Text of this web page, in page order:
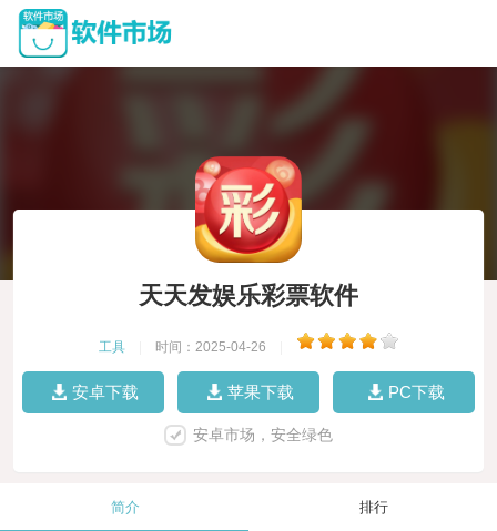
天天发娱乐彩票软件
工具 时间：2025-04-26
安卓下载 苹果下载 PC下载
安卓市场，安全绿色
简介 排行